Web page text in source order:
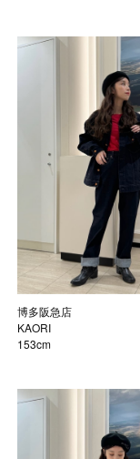
博多阪急店
KAORI
153cm